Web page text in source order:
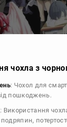
чохла з
: Чохол для
пошкоджень.
: Використання
подряпин,